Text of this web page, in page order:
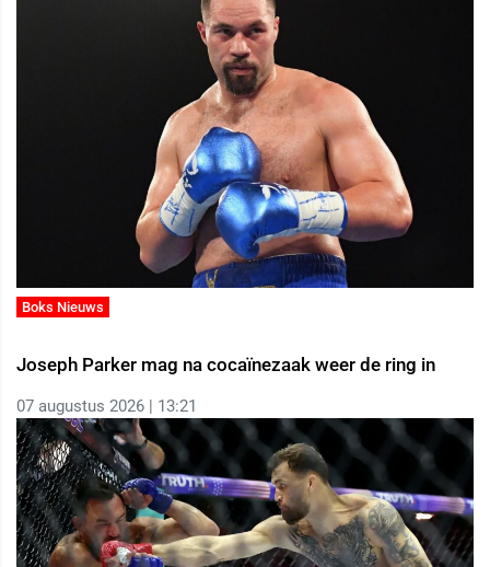
Boks Nieuws
Joseph Parker mag na cocaïnezaak weer de ring in
07 augustus 2026 | 13:21